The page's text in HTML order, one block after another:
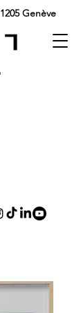
1205 Genève